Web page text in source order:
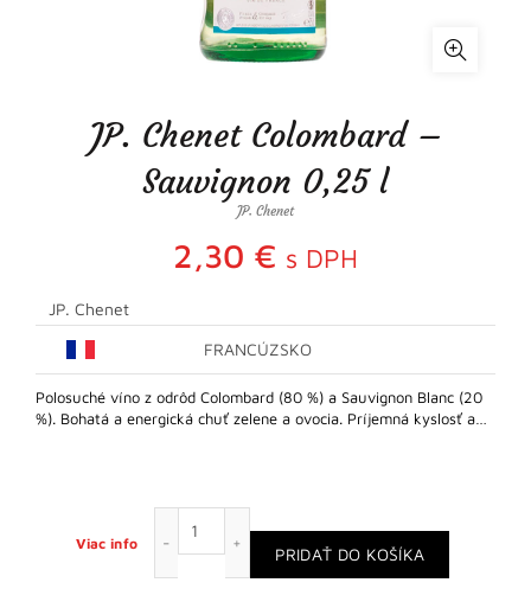
JP. Chenet Colombard –
Sauvignon 0,25 l
JP. Chenet
2,30 € s DPH
JP. Chenet
FRANCÚZSKO
Polosuché víno z odrôd Colombard (80 %) a Sauvignon Blanc (20
%). Bohatá a energická chuť zelene a ovocia. Príjemná kyslosť a…
Viac info
PRIDAŤ DO KOŠÍKA